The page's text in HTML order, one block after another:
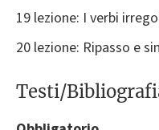
19 lezione: I verbi
20 lezione: Ripasso e
Testi/